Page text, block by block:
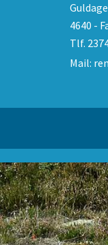
4640 -
Tlf.
Mail: